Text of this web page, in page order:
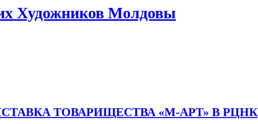
Художников Молдовы
ТОВАРИЩЕСТВА «М-АРТ» В РЦНК